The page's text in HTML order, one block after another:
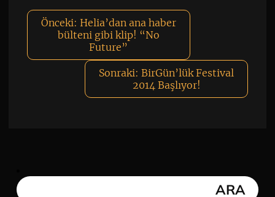
Önceki: Helia’dan ana haber
bülteni gibi klip! “No
Future”
Sonraki: BirGün’lük Festival
2014 Başlıyor!